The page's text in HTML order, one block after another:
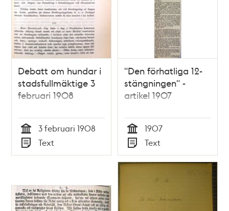
Debatt om hundar i
stadsfullmäktige 3
februari 1908
Tid
3 februari 1908
Typ
Text
"Den förhatliga 12-
stängningen" -
artikel 1907
Tid
1907
Typ
Text